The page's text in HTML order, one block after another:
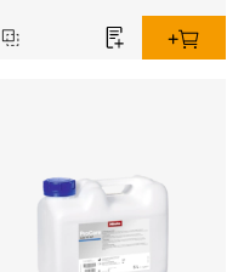
wasgoed.